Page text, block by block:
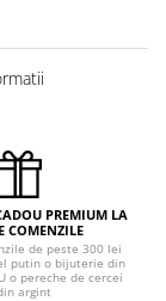
PREMIUM LA
COMENZILE
de peste 300 lei
putin o bijuterie din
o pereche de cercei
argint